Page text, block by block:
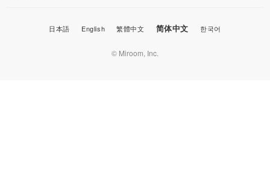
日本語 English 繁體中文 简体中文 한국어
© Miroom, Inc.